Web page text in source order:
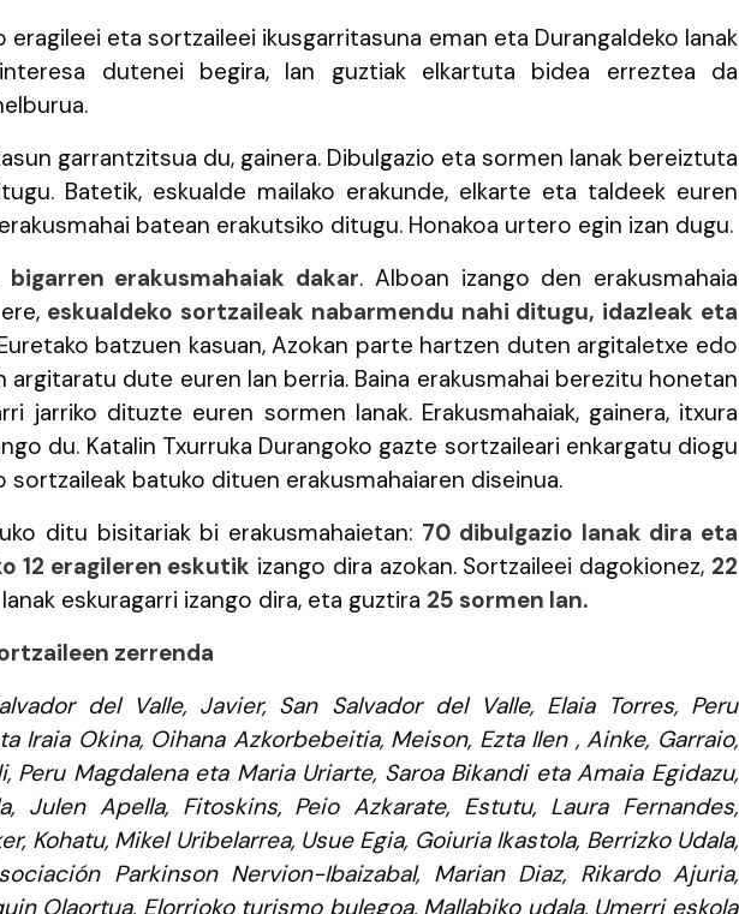
eragileei eta sortzaileei ikusgarritasuna eman eta Durangaldeko lanak
dutenei begira, lan guztiak elkartuta bidea erreztea da
garrantzitsua du, gainera. Dibulgazio eta sormen lanak bereiztuta
Batetik, eskualde mailako erakunde, elkarte eta taldeek euren
batean erakutsiko ditugu. Honakoa urtero egin izan dugu.
bigarren erakusmahaiak dakar. Alboan izango den erakusmahaia
eskualdeko sortzaileak nabarmendu nahi ditugu, idazleak eta
batzuen kasuan, Azokan parte hartzen duten argitaletxe edo
argitaratu dute euren lan berria. Baina erakusmahai berezitu honetan
jarriko dituzte euren sormen lanak. Erakusmahaiak, gainera, itxura
du. Katalin Txurruka Durangoko gazte sortzaileari enkargatu diogu
sortzaileak batuko dituen erakusmahaiaren diseinua.
ditu bisitariak bi erakusmahaietan: 70 dibulgazio lanak dira eta
12 eragileren eskutik izango dira azokan. Sortzaileei dagokionez, 22
lanak eskuragarri izango dira, eta guztira 25 sormen lan.
zerrenda
del Valle, Javier, San Salvador del Valle, Elaia Torres, Peru
Iraia Okina, Oihana Azkorbebeitia, Meison, Ezta Ilen , Ainke, Garraio,
Peru Magdalena eta Maria Uriarte, Saroa Bikandi eta Amaia Egidazu,
Julen Apella, Fitoskins, Peio Azkarate, Estutu, Laura Fernandes,
Kohatu, Mikel Uribelarrea, Usue Egia, Goiuria Ikastola, Berrizko Udala,
Parkinson Nervion-Ibaizabal, Marian Diaz, Rikardo Ajuria,
Olaortua, Elorrioko turismo bulegoa, Mallabiko udala, Umerri eskola